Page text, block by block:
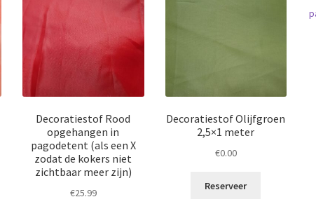
Decoratiestof Rood
opgehangen in
pagodetent (als een X
zodat de kokers niet
zichtbaar meer zijn)
€25.99
Decoratiestof Olijfgroen
2,5×1 meter
€0.00
Reserveer